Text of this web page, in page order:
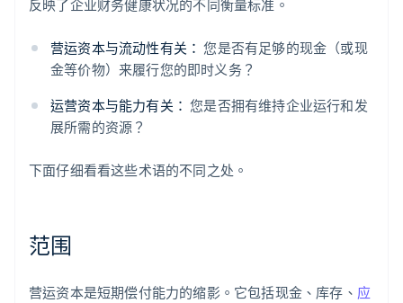
反映了企业财务健康状况的不同衡量标准。
营运资本与流动性有关： 您是否有足够的现金（或现
金等价物）来履行您的即时义务？
运营资本与能力有关： 您是否拥有维持企业运行和发
展所需的资源？
下面仔细看看这些术语的不同之处。
范围
营运资本是短期偿付能力的缩影。它包括现金、库存、 应